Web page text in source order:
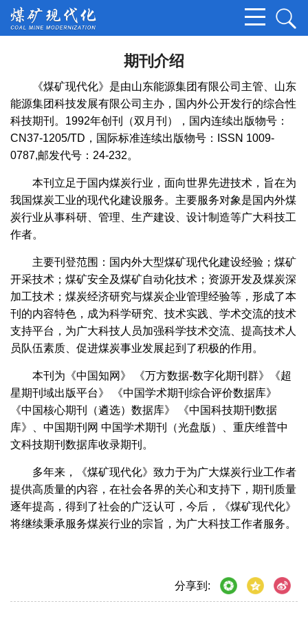
期刊介绍
《煤矿现代化》是由山东能源集团有限公司主管、山东
能源集团科技发展有限公司主办，国内外公开发行的综合性
科技期刊。1992年创刊（双月刊），国内连续出版物号：
CN37-1205/TD，国际标准连续出版物号：ISSN 1009-
0787,邮发代号：24-232。
本刊立足于国内煤炭行业，面向世界先进技术，旨在为
我国煤炭工业的现代化建设服务。主要服务对象是国内外煤
炭行业从事科研、管理、生产建设、设计制造等广大科技工
作者。
主要刊登范围：国内外大型煤矿现代化建设经验；煤矿
开采技术；煤矿安全及煤矿自动化技术；资源开发及煤炭深
加工技术；煤炭经济研究与煤炭企业管理经验等，形成了本
刊的内容特色，成为科学研究、技术实践、学术交流的技术
支持平台，为广大科技人员加强科学技术交流、提高技术人
员队伍素质、促进煤炭事业发展起到了积极的作用。
本刊为《中国知网》 《万方数据-数字化期刊群》《超
星期刊域出版平台》 《中国学术期刊综合评价数据库》
《中国核心期刊（遴选）数据库》 《中国科技期刊数据
库》、中国期刊网 中国学术期刊（光盘版）、重庆维普中
文科技期刊数据库收录期刊。
多年来，《煤矿现代化》致力于为广大煤炭行业工作者
提供高质量的内容，在社会各界的关心和支持下，期刊质量
逐年提高，得到了社会的广泛认可，今后，《煤矿现代化》
将继续秉承服务煤炭行业的宗旨，为广大科技工作者服务。
分享到: